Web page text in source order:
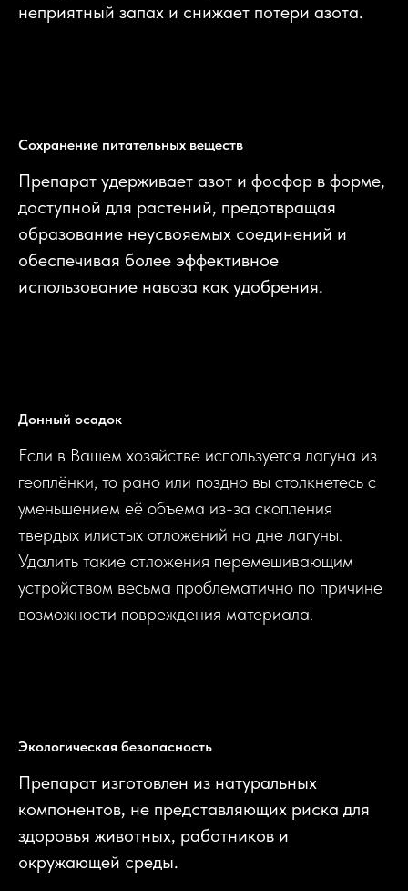
неприятный запах и снижает потери азота.
Сохранение питательных веществ
Препарат удерживает азот и фосфор в форме,
доступной для растений, предотвращая
образование неусвояемых соединений и
обеспечивая более эффективное
использование навоза как удобрения.
Донный осадок
Если в Вашем хозяйстве используется лагуна из
геоплёнки, то рано или поздно вы столкнетесь с
уменьшением её объема из-за скопления
твердых илистых отложений на дне лагуны.
Удалить такие отложения перемешивающим
устройством весьма проблематично по причине
возможности повреждения материала.
Экологическая безопасность
Препарат изготовлен из натуральных
компонентов, не представляющих риска для
здоровья животных, работников и
окружающей среды.